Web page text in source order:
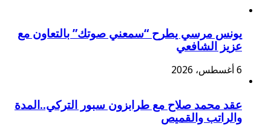
يونس مرسي يطرح “سمعني صوتك” بالتعاون مع
عزيز الشافعي
6 أغسطس، 2026
عقد محمد صلاح مع طرابزون سبور التركي..المدة
والراتب والقميص